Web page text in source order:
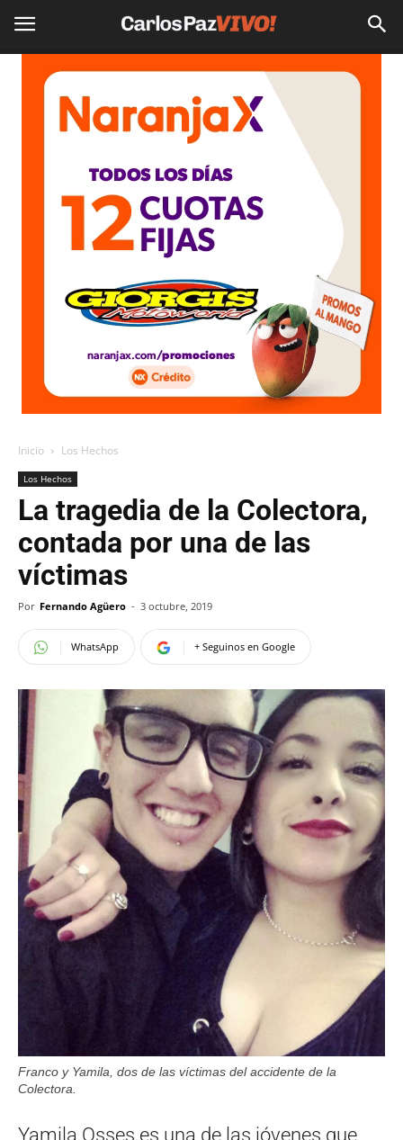
Inicio Los Hechos
Los Hechos
La tragedia de la Colectora,
contada por una de las
víctimas
Por Fernando Agüero - 3 octubre, 2019
WhatsApp + Seguinos en Google
Franco y Yamila, dos de las víctimas del accidente de la
Colectora.
Yamila Osses es una de las jóvenes que